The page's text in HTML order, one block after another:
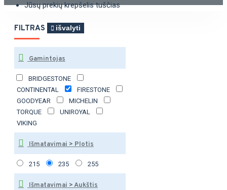
Jūsų prekių krepšelis tuščias
FILTRAS išvalyti
Gamintojas
BRIDGESTONE
CONTINENTAL
FIRESTONE
GOODYEAR
MICHELIN
TORQUE
UNIROYAL
VIKING
Išmatavimai > Plotis
215 235 255
Išmatavimai > Aukštis